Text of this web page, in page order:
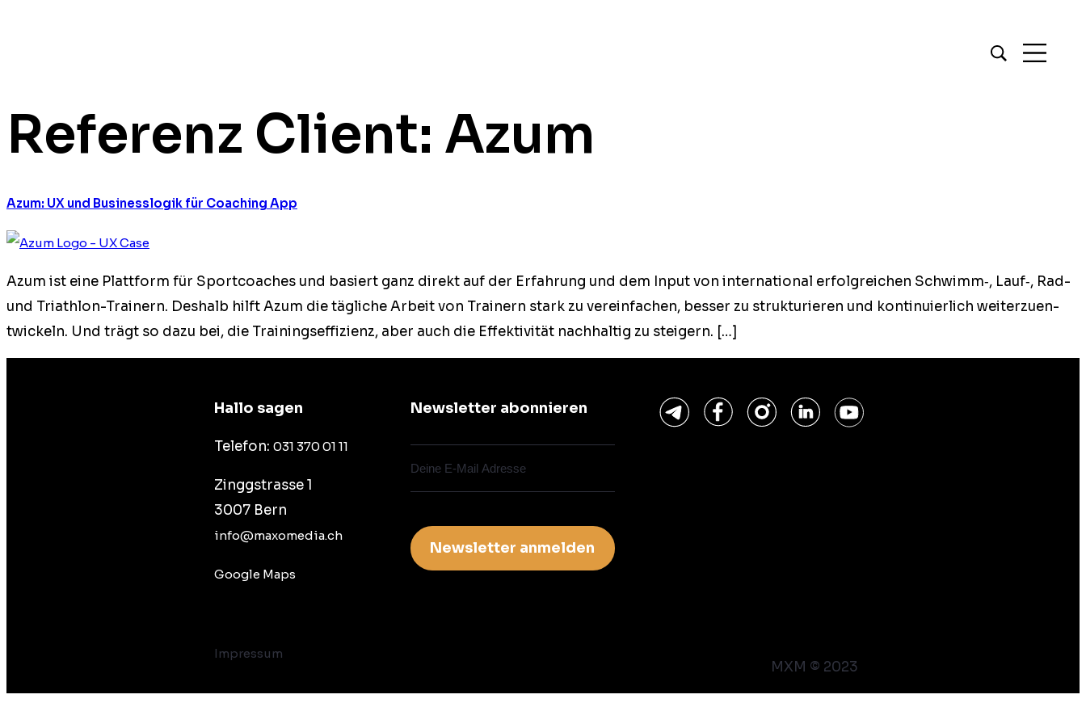
Referenz Client: Azum
Azum: UX und Businesslogik für Coaching App
Azum ist eine Plat­tform für Sport­coach­es und basiert ganz direkt auf der Erfahrung und dem Input von inter­na­tion­al erfol­gre­ichen Schwimm‑, Lauf‑, Rad-
und Triathlon-Train­ern. Deshalb hil­ft Azum die tägliche Arbeit von Train­ern stark zu vere­in­fachen, bess­er zu struk­turi­eren und kon­tinuier­lich weit­erzuen­
twick­eln. Und trägt so dazu bei, die Train­ingsef­fizienz, aber auch die Effek­tiv­ität nach­haltig zu steigern. […]
Hallo sagen
Telefon: 031 370 01 11
Zinggstrasse 1
3007 Bern
info@maxomedia.ch
Google Maps
Newsletter abonnieren
Impressum
MXM © 2023